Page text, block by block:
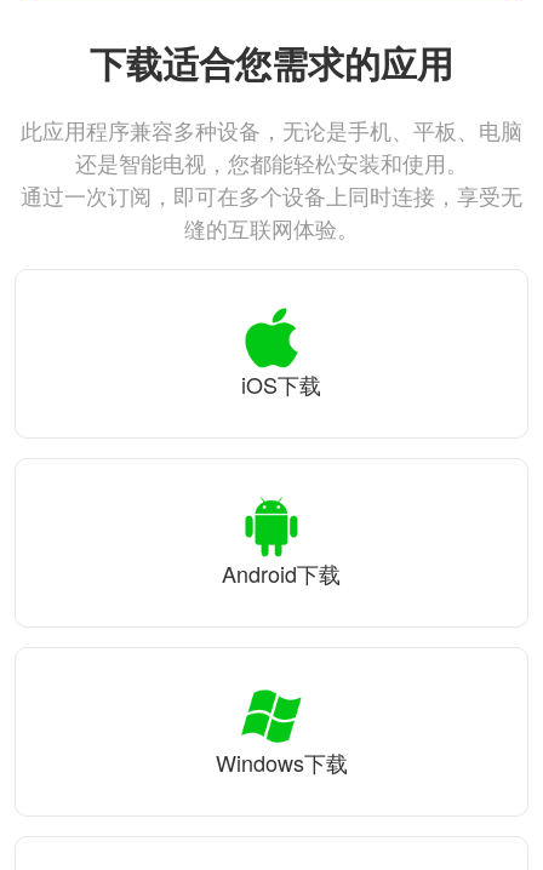
下载适合您需求的应用
此应用程序兼容多种设备，无论是手机、平板、电脑
还是智能电视，您都能轻松安装和使用。
通过一次订阅，即可在多个设备上同时连接，享受无
缝的互联网体验。
iOS下载
Android下载
Windows下载